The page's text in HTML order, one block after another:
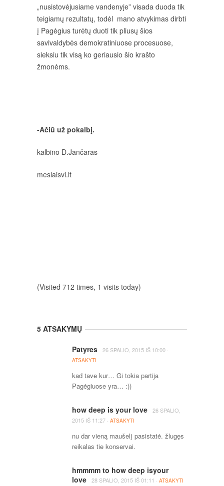
„nusistovėjusiame vandenyje” visada duoda tik
teigiamų rezultatų, todėl mano atvykimas dirbti
į Pagėgius turėtų duoti tik pliusų šios
savivaldybės demokratiniuose procesuose,
sieksiu tik visą ko geriausio šio krašto
žmonėms.
-Ačiū už pokalbį.
kalbino D.Jančaras
meslaisvi.lt
(Visited 712 times, 1 visits today)
5 ATSAKYMŲ
Patyres 26 SPALIO, 2015 IŠ 10:00 ·
ATSAKYTI
kad tave kur… Gi tokia partija
Pagėgiuose yra… :))
how deep is your love
26 SPALIO,
2015 IŠ 11:27 · ATSAKYTI
nu dar vieną maušelį pasistatė. žlugęs
reikalas tie konservai.
hmmmm to how deep isyour
love
28 SPALIO, 2015 IŠ01:11 · ATSAKYTI